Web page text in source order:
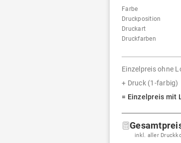
Farbe
Druckposition
Druckart
Druckfarben
Einzelpreis ohne
+ Druck (1-farbig)
= Einzelpreis mit
inkl. aller